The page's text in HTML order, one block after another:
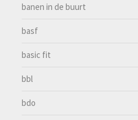
banen in de buurt
basf
basic fit
bbl
bdo